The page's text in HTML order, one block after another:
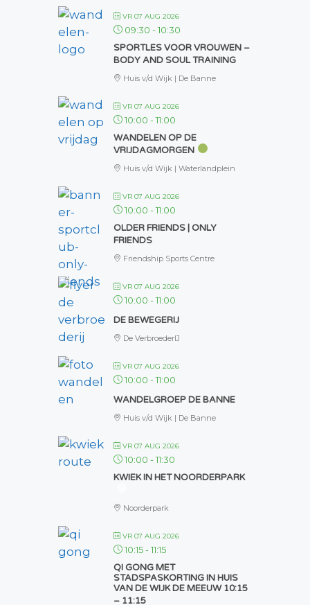
VR 07 AUG 2026
09:30 -10:30
SPORTLES VOOR VROUWEN –
BODY AND SOUL TRAINING
Huis v/d Wijk | De Banne
VR 07 AUG 2026
10:00 -11:00
WANDELEN OP DE
VRIJDAGMORGEN
Huis v/d Wijk | Waterlandplein
VR 07 AUG 2026
10:00 -11:00
OLDER FRIENDS | ONLY
FRIENDS
Friendship Sports Centre
VR 07 AUG 2026
10:00 -11:00
DE BEWEGERIJ
De VerbroederIJ
VR 07 AUG 2026
10:00 -11:00
WANDELGROEP DE BANNE
Huis v/d Wijk | De Banne
VR 07 AUG 2026
10:00 -11:30
KWIEK IN HET NOORDERPARK
Noorderpark
VR 07 AUG 2026
10:15-11:15
QI GONG MET
STADSPASKORTING IN HUIS
VAN DE WIJK DE MEEUW 10:15
– 11:15